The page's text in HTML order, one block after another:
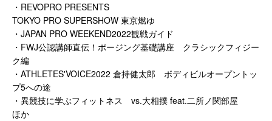
・REVOPRO PRESENTS
TOKYO PRO SUPERSHOW 東京燃ゆ
・JAPAN PRO WEEKEND2022観戦ガイド
・FWJ公認講師直伝！ポージング基礎講座 クラシックフィジー
ク編
・ATHLETES'VOICE2022 倉持健太郎 ボディビルオープントッ
プ5への途
・異競技に学ぶフィットネス vs.大相撲 feat.二所ノ関部屋
ほか